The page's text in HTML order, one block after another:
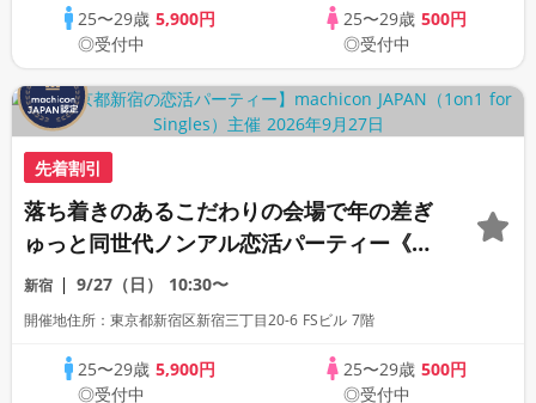
25〜29歳5,900円
◎受付中
25〜29歳 500円
◎受付中
先着割引
落ち着きのあるこだわりの会場で年の差ぎ
ゅっと同世代ノンアル恋活パーティー《30
名限定》《machicon JAPAN主催》《全
席半個室の1対1相席形式》
新宿 9/27（日） 10:30〜
開催地住所：東京都新宿区新宿三丁目20-6 FSビル 7階
25〜29歳5,900円
◎受付中
25〜29歳 500円
◎受付中